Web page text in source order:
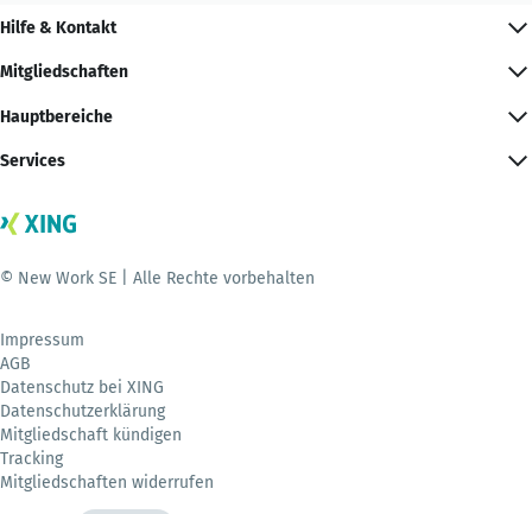
Hilfe & Kontakt
Mitgliedschaften
Hauptbereiche
Services
© New Work SE | Alle Rechte vorbehalten
Impressum
AGB
Datenschutz bei XING
Datenschutzerklärung
Mitgliedschaft kündigen
Tracking
Mitgliedschaften widerrufen